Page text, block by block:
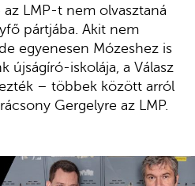
LMP-t nem olvasztaná
pártjába. Akit nem
egyenesen Mózeshez is
újságíró-iskolája, a Válasz
– többek között arról
Gergelyre az LMP.